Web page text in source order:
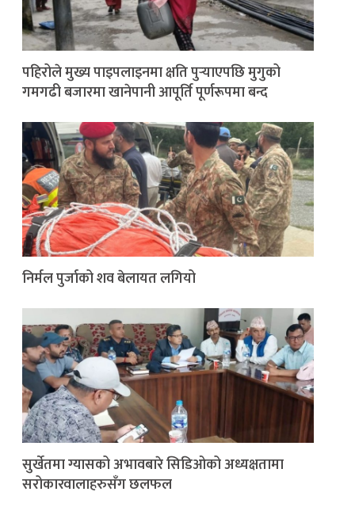
पहिरोले मुख्य पाइपलाइनमा क्षति पुर्‍याएपछि मुगुको
गमगढी बजारमा खानेपानी आपूर्ति पूर्णरूपमा बन्द
निर्मल पुर्जाको शव बेलायत लगियो
सुर्खेतमा ग्यासको अभावबारे सिडिओको अध्यक्षतामा
सरोकारवालाहरुसँग छलफल